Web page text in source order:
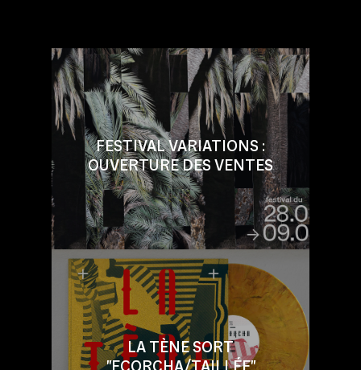
FESTIVAL VARIATIONS :
OUVERTURE DES VENTES
LA TÈNE SORT